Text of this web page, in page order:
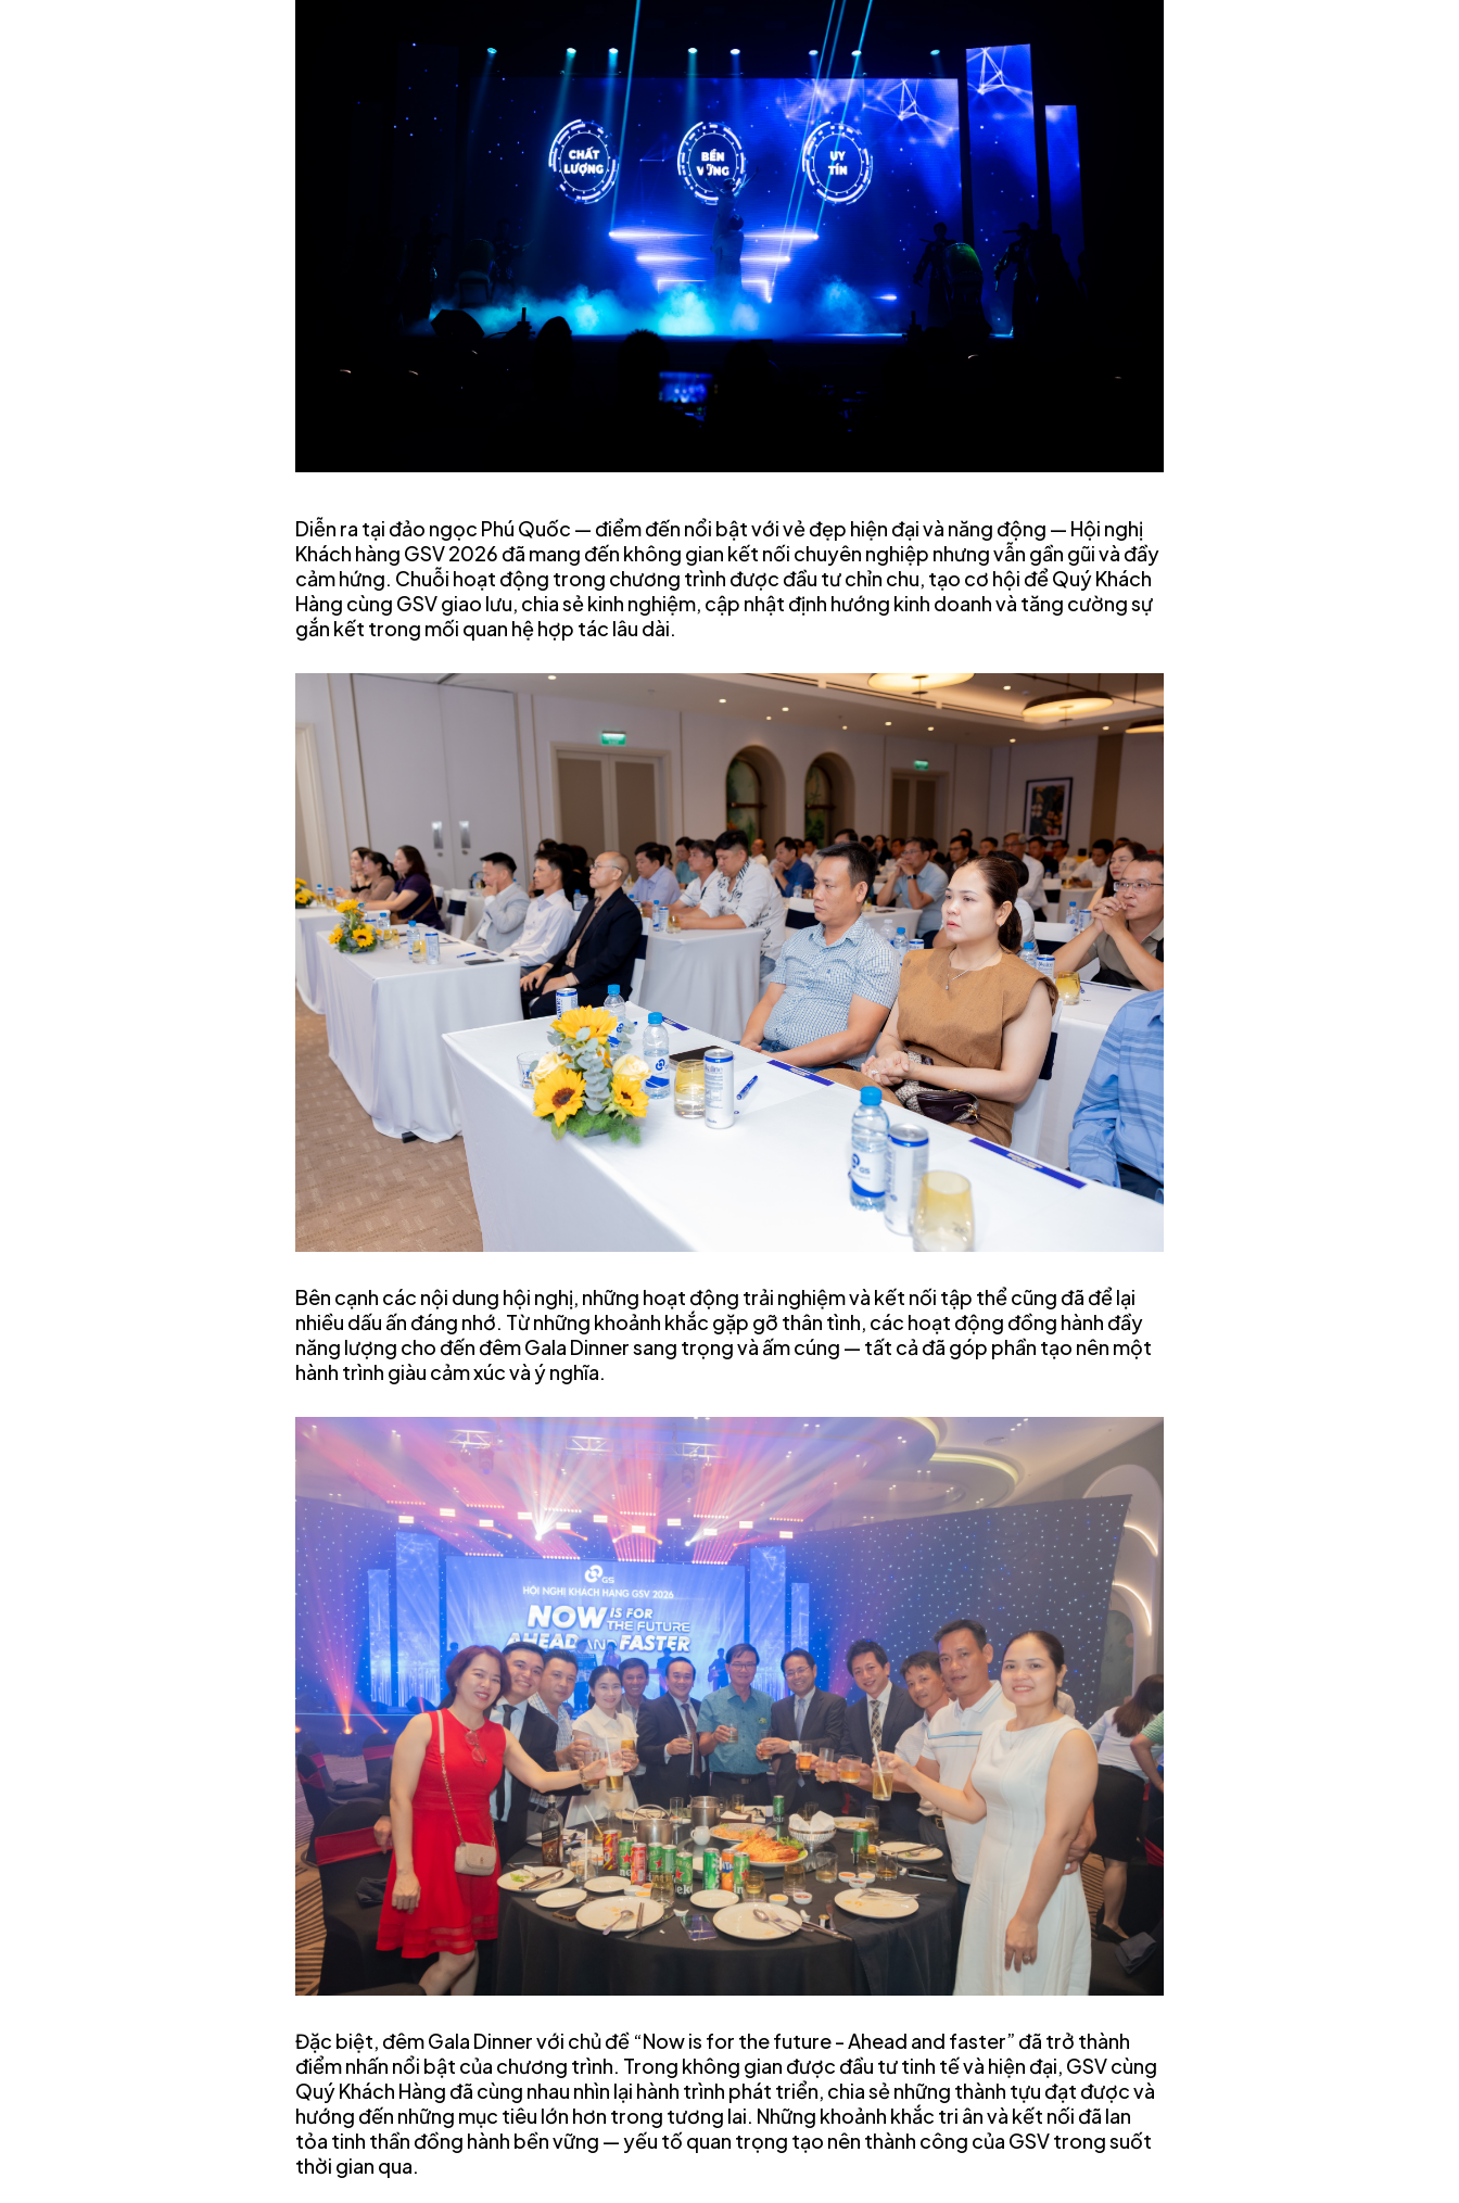
Diễn ra tại đảo ngọc Phú Quốc — điểm đến nổi bật với vẻ đẹp hiện đại và năng động — Hội nghị
Khách hàng GSV 2026 đã mang đến không gian kết nối chuyên nghiệp nhưng vẫn gần gũi và đầy
cảm hứng. Chuỗi hoạt động trong chương trình được đầu tư chỉn chu, tạo cơ hội để Quý Khách
Hàng cùng GSV giao lưu, chia sẻ kinh nghiệm, cập nhật định hướng kinh doanh và tăng cường sự
gắn kết trong mối quan hệ hợp tác lâu dài.
Bên cạnh các nội dung hội nghị, những hoạt động trải nghiệm và kết nối tập thể cũng đã để lại
nhiều dấu ấn đáng nhớ. Từ những khoảnh khắc gặp gỡ thân tình, các hoạt động đồng hành đầy
năng lượng cho đến đêm Gala Dinner sang trọng và ấm cúng — tất cả đã góp phần tạo nên một
hành trình giàu cảm xúc và ý nghĩa.
Đặc biệt, đêm Gala Dinner với chủ đề “Now is for the future - Ahead and faster” đã trở thành
điểm nhấn nổi bật của chương trình. Trong không gian được đầu tư tinh tế và hiện đại, GSV cùng
Quý Khách Hàng đã cùng nhau nhìn lại hành trình phát triển, chia sẻ những thành tựu đạt được và
hướng đến những mục tiêu lớn hơn trong tương lai. Những khoảnh khắc tri ân và kết nối đã lan
tỏa tinh thần đồng hành bền vững — yếu tố quan trọng tạo nên thành công của GSV trong suốt
thời gian qua.